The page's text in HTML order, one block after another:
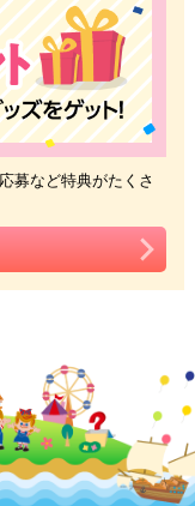
募など特典がたくさ